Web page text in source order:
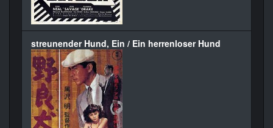
streunender Hund, Ein / Ein herrenloser Hund